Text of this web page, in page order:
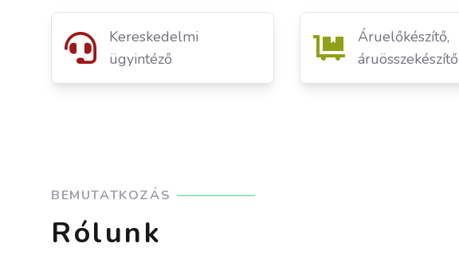
Kereskedelmi
ügyintéző
Áruelőkészítő,
áruösszekészítő
BEMUTATKOZÁS
Rólunk